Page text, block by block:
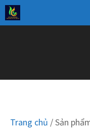
Chuyển
đến
Trang chủ / Sản